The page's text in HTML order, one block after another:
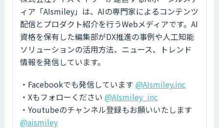
ィア「AIsmiley」は、AIの専門家によるコンテンツ
配信とプロダクト紹介を行うWebメディアです。AI
資格を保有した編集部がDX推進の事例や人工知能
ソリューションの活用方法、ニュース、トレンド
情報を発信しています。
・Facebookでも発信しています @AIsmiley.inc
・Xもフォローください @AIsmiley_inc
・Youtubeのチャンネル登録もお願いいたします
@aismiley